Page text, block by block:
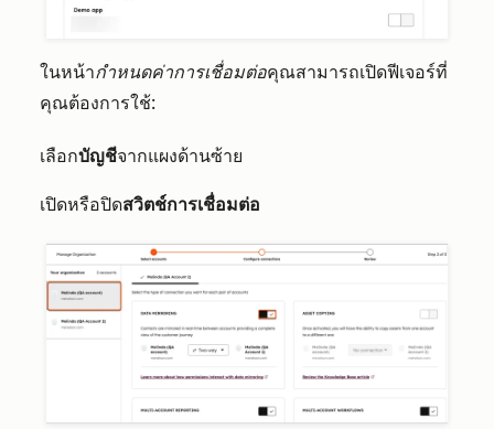
ในหน้ากำหนดค่าการเชื่อมต่อคุณสามารถเปิดฟีเจอร์ที่
คุณต้องการใช้:
เลือกบัญชีจากแผงด้านซ้าย
เปิดหรือปิดสวิตช์การเชื่อมต่อ